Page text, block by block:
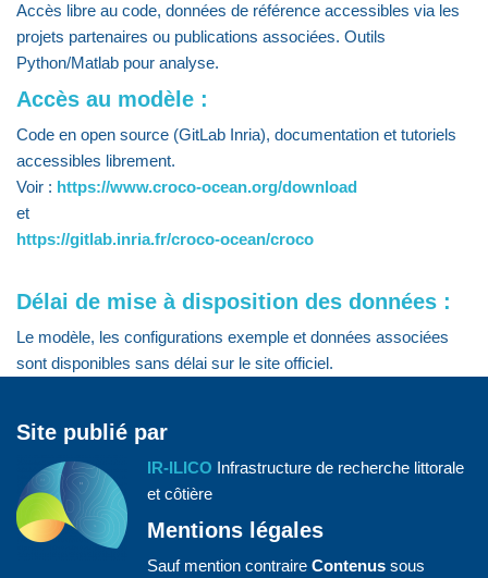
Accès libre au code, données de référence accessibles via les
projets partenaires ou publications associées. Outils
Python/Matlab pour analyse.
Accès au modèle :
Code en open source (GitLab Inria), documentation et tutoriels
accessibles librement.
Voir : https://www.croco-ocean.org/download
et
https://gitlab.inria.fr/croco-ocean/croco
Délai de mise à disposition des données :
Le modèle, les configurations exemple et données associées
sont disponibles sans délai sur le site officiel.
Site publié par
IR-ILICO Infrastructure de recherche littorale
et côtière
Mentions légales
Sauf mention contraire Contenus sous